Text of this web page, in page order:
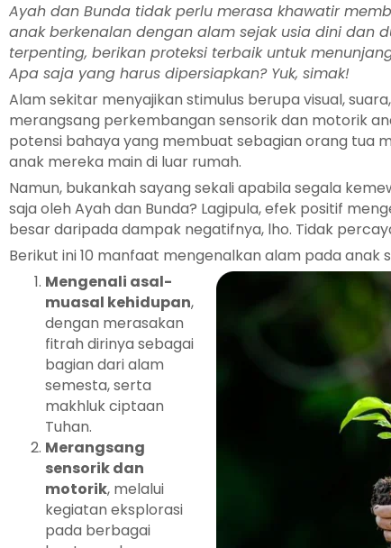
Ayah dan Bunda tidak perlu merasa khawatir
anak berkenalan dengan alam sejak usia dini dan
terpenting, berikan proteksi terbaik untuk
Apa saja yang harus dipersiapkan? Yuk, simak!
Alam sekitar menyajikan stimulus berupa visual,
merangsang perkembangan sensorik dan motorik
potensi bahaya yang membuat sebagian orang tua
anak mereka main di luar rumah.
Namun, bukankah sayang sekali apabila segala
saja oleh Ayah dan Bunda? Lagipula, efek positif
besar daripada dampak negatifnya, lho. Tidak
Berikut ini 10 manfaat mengenalkan alam pada anak
Mengenali asal-
muasal kehidupan,
dengan merasakan
fitrah dirinya sebagai
bagian dari alam
semesta, serta
makhluk ciptaan
Tuhan.
Merangsang
sensorik dan
motorik, melalui
kegiatan eksplorasi
pada berbagai